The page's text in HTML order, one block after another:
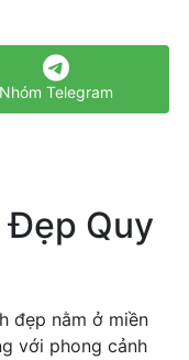
Nhóm Telegram
Đẹp Quy
đẹp nằm ở miền
với phong cảnh